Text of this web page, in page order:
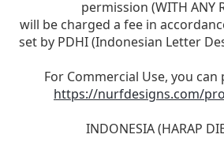
permission (WITH ANY
will be charged a fee in
set by PDHI (Indonesian Letter
For Commercial Use, you can
https://nurfdesigns.com/
INDONESIA (HARAP